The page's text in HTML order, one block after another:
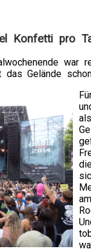
Konfetti pro
war
Gelände